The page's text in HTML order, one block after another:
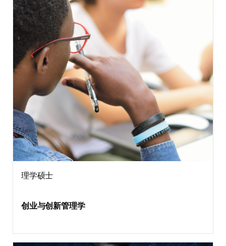
理学硕士
创业与创新管理学